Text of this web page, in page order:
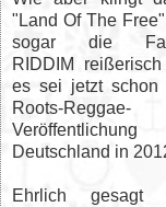
"Land Of The
sogar die
RIDDIM reißerisch
es sei jetzt schon
Roots-Reggae-
Deutschland in
Ehrlich gesagt